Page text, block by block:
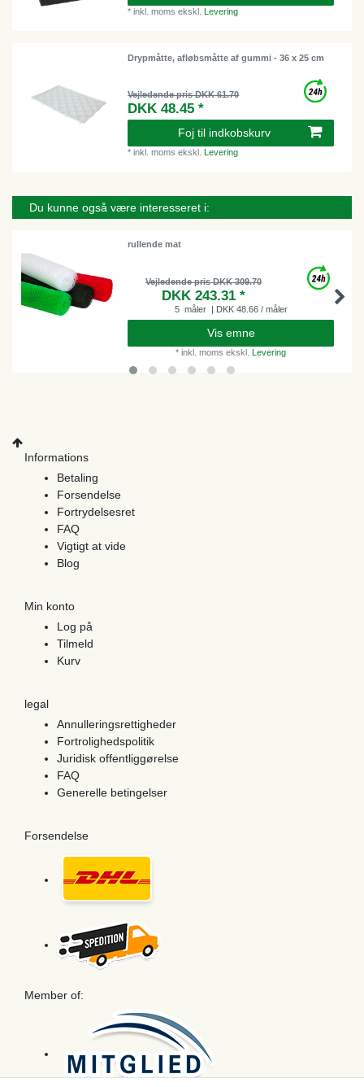
*inkl. moms ekskl.Levering
Drypmåtte, afløbsmåtte af gummi - 36 x 25 cm
Vejledende pris DKK 61.70
DKK 48.45 *
Foj til indkobskurv
*inkl. moms ekskl. Levering
Du kunne også være interesseret i:
rullende mat
Vejledende pris DKK 309.70
DKK 243.31 *
5 måler | DKK 48.66 / måler
Vis emne
* inkl. moms ekskl. Levering
Informations
Betaling
Forsendelse
Fortrydelsesret
FAQ
Vigtigt at vide
Blog
Min konto
Log på
Tilmeld
Kurv
legal
Annulleringsrettigheder
Fortrolighedspolitik
Juridisk offentliggørelse
FAQ
Generelle betingelser
Forsendelse
Member of: